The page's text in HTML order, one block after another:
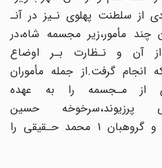
از سلطنت پهلوی نـیز در آنـ‌
مأمور،زیر مجسمه‌ شاه‌،در
آن و نـظارت بـر اوضاع
گرفت.از جمله مأموران‌
از مـجسمه را به عهده
2 علی پرزیوند‌،سرخوخه‌ حسین
احسان‌پرست،پاسبان فرج‌نوزاد و گروهبان 1 محمد حـقیقی را